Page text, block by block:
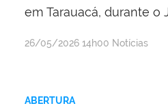
em Tarauacá, durante o
por
publicado
26/05/2026 14h00 Notícias
ABERTURA